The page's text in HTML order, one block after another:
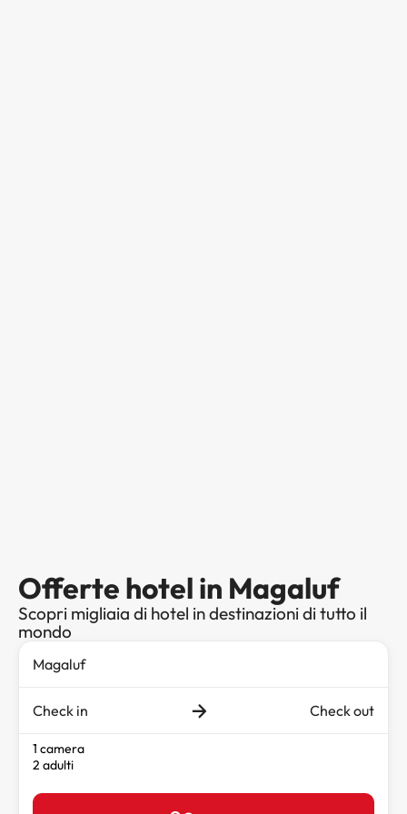
Offerte hotel in Magaluf
Scopri migliaia di hotel in destinazioni di tutto il
mondo
Check in Check out
1 camera
2 adulti